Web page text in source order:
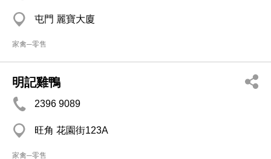
屯門 麗寶大廈
家禽─零售
明記雞鴨
2396 9089
旺角 花園街123A
家禽─零售